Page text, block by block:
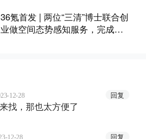
36氪首发 | 两位“三清”博士联合创
业做空间态势感知服务，完成数
12-28 回复
找，那也太方便了
12-28 回复